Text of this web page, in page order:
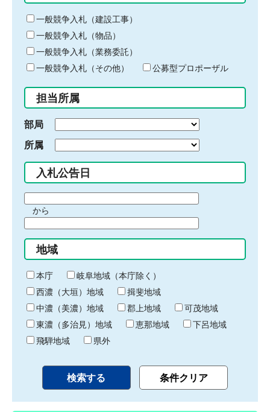
る
キ
ー
ワ
ー
ド
入
力
一般競争入札（建設工事）
一般競争入札（物品）
一般競争入札（業務委託）
一般競争入札（その他）
公募型プロポーザル
担当所属
部局
所属
入札公告日
間
始
り
から
間
終
わ
り
地域
本庁
岐阜地域（本庁除く）
西濃（大垣）地域
揖斐地域
中濃（美濃）地域
郡上地域
可茂地域
東濃（多治見）地域
恵那地域
下呂地域
飛騨地域
県外